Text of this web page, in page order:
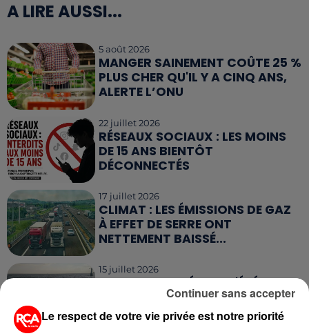
A LIRE AUSSI...
5 août 2026
MANGER SAINEMENT COÛTE 25 %
PLUS CHER QU'IL Y A CINQ ANS,
ALERTE L’ONU
22 juillet 2026
RÉSEAUX SOCIAUX : LES MOINS
DE 15 ANS BIENTÔT
DÉCONNECTÉS
17 juillet 2026
CLIMAT : LES ÉMISSIONS DE GAZ
À EFFET DE SERRE ONT
NETTEMENT BAISSÉ...
15 juillet 2026
GRANDES MARÉES DE L'ÉTÉ :
SIFFLETS, CIRÉS JAUNES ET
BALISES,...
Le respect de votre vie privée est notre priorité
Continuer sans accepter